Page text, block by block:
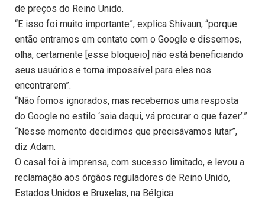
de preços do Reino Unido.
“E isso foi muito importante”, explica Shivaun, “porque
então entramos em contato com o Google e dissemos,
olha, certamente [esse bloqueio] não está beneficiando
seus usuários e torna impossível para eles nos
encontrarem”.
“Não fomos ignorados, mas recebemos uma resposta
do Google no estilo ‘saia daqui, vá procurar o que fazer’.”
“Nesse momento decidimos que precisávamos lutar”,
diz Adam.
O casal foi à imprensa, com sucesso limitado, e levou a
reclamação aos órgãos reguladores de Reino Unido,
Estados Unidos e Bruxelas, na Bélgica.